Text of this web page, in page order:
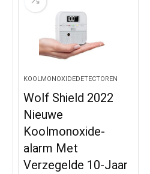
KOOLMONOXIDEDETECTOREN
Wolf Shield 2022
Nieuwe
Koolmonoxide-
alarm Met
Verzegelde 10-Jaar